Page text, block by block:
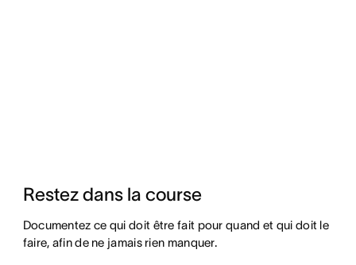
Restez dans la course
Documentez ce qui doit être fait pour quand et qui doit le
faire, afin de ne jamais rien manquer.